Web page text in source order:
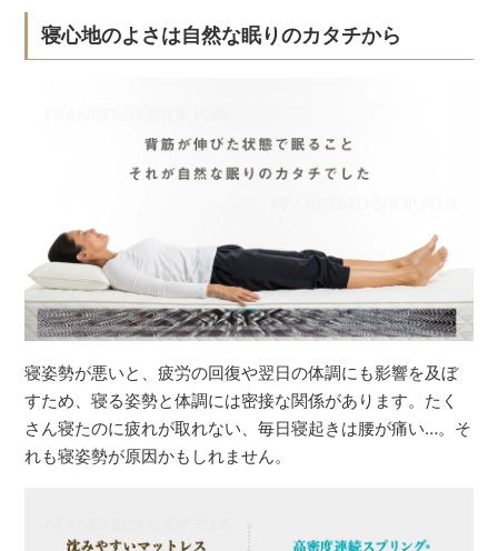
寝心地のよさは自然な眠りのカタチから
寝姿勢が悪いと、疲労の回復や翌日の体調にも影響を及ぼ
すため、寝る姿勢と体調には密接な関係があります。たく
さん寝たのに疲れが取れない、毎日寝起きは腰が痛い…。そ
れも寝姿勢が原因かもしれません。